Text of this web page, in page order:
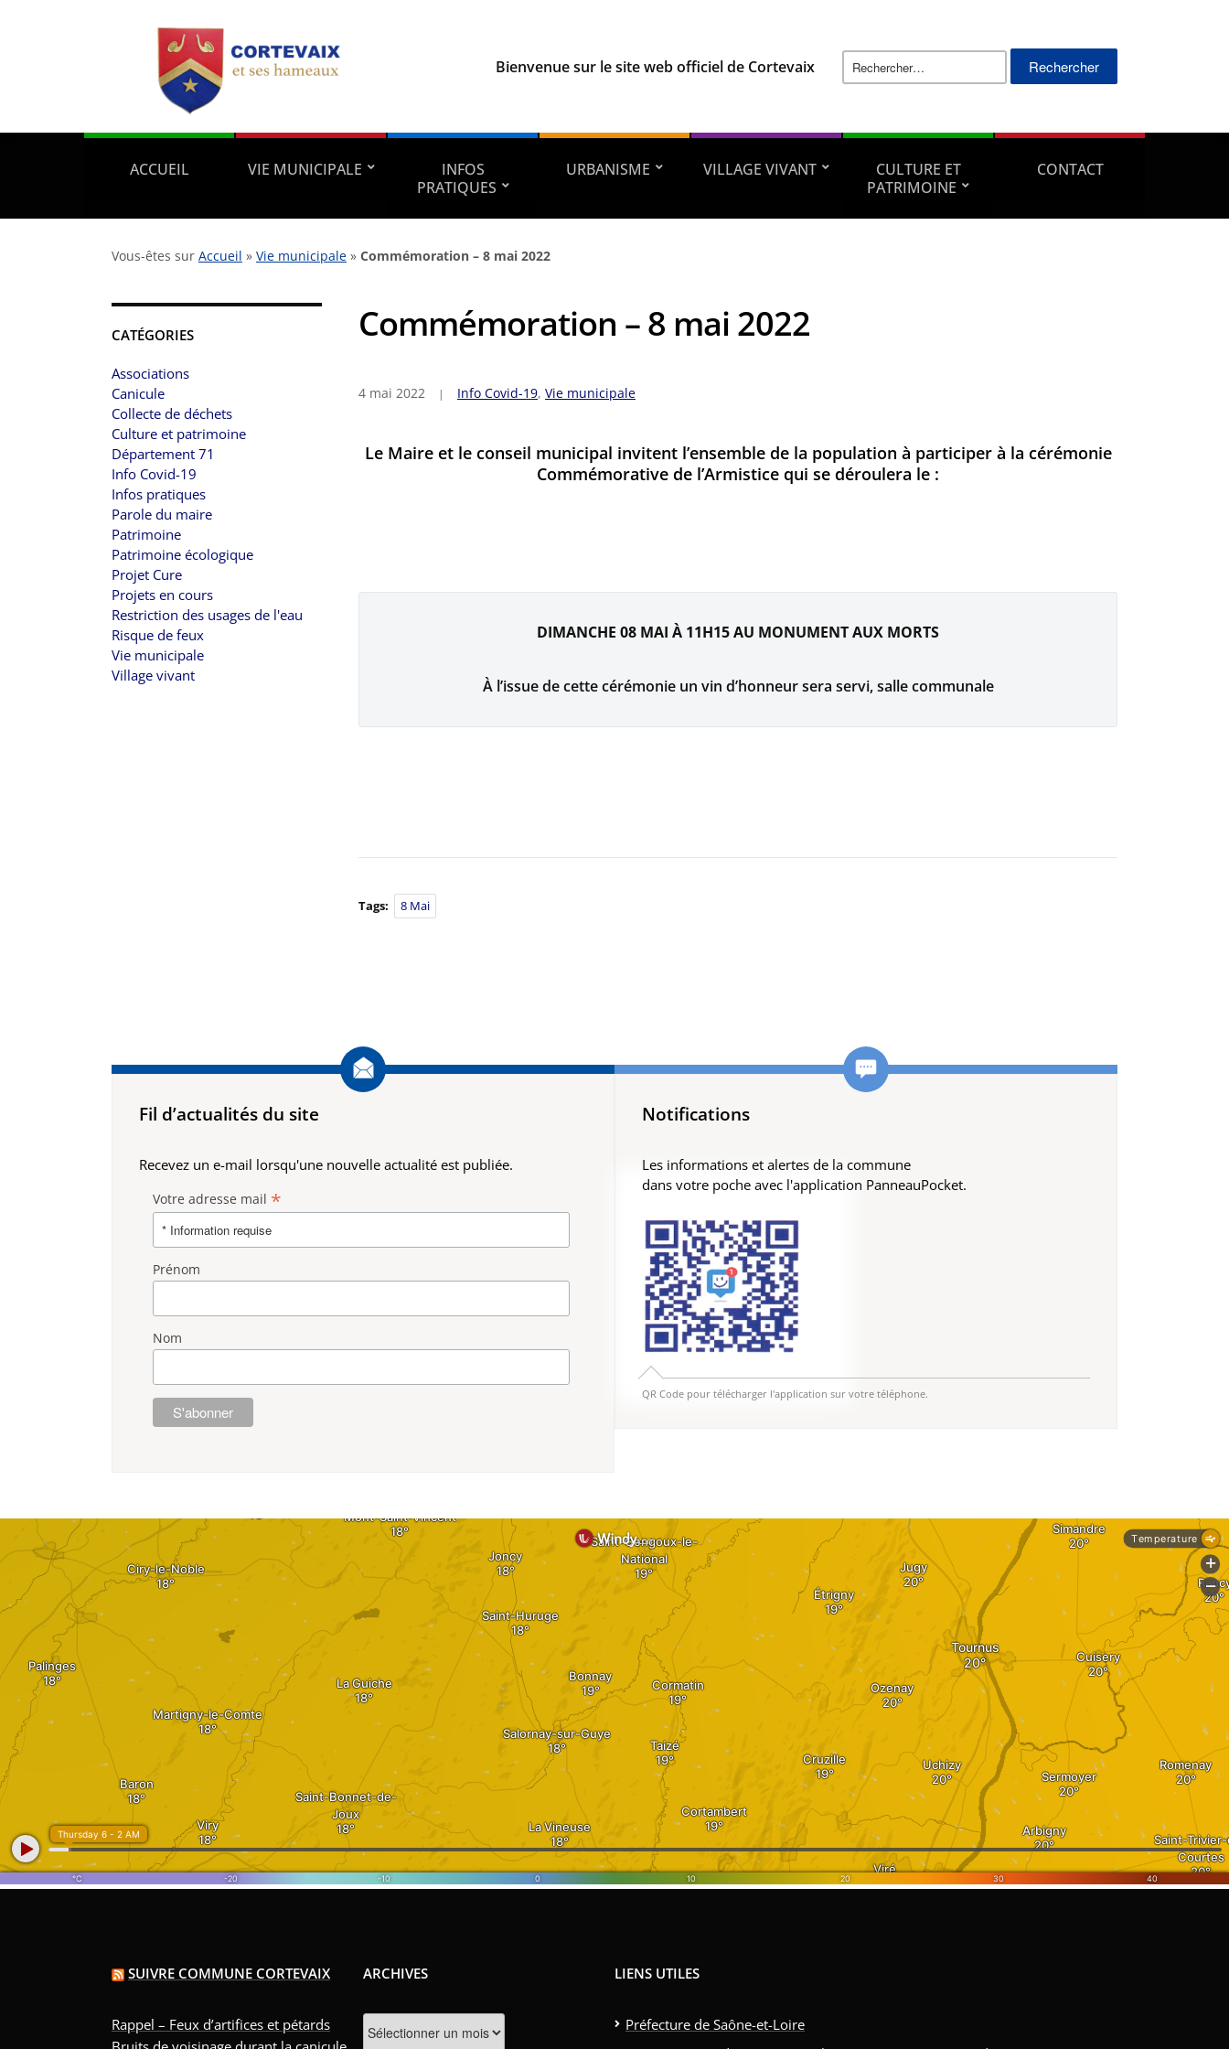
Bienvenue sur le site web officiel de Cortevaix
Rechercher :
ACCUEIL VIE MUNICIPALE
INFOS
PRATIQUES
URBANISME VILLAGE VIVANT
CULTURE ET
PATRIMOINE
CONTACT
Vous-êtes sur Accueil » Vie municipale » Commémoration – 8 mai 2022
CATÉGORIES
Associations
Canicule
Collecte de déchets
Culture et patrimoine
Département 71
Info Covid-19
Infos pratiques
Parole du maire
Patrimoine
Patrimoine écologique
Projet Cure
Projets en cours
Restriction des usages de l'eau
Risque de feux
Vie municipale
Village vivant
Commémoration – 8 mai 2022
4 mai 2022 Info Covid-19, Vie municipale
Le Maire et le conseil municipal invitent l’ensemble de la population à participer à la cérémonie
Commémorative de l’Armistice qui se déroulera le :
DIMANCHE 08 MAI À 11H15 AU MONUMENT AUX MORTS
À l’issue de cette cérémonie un vin d’honneur sera servi, salle communale
Tags: 8 Mai
Fil d’actualités du site
Recevez un e-mail lorsqu'une nouvelle actualité est publiée.
Votre adresse mail *
Prénom
Nom
Notifications
Les informations et alertes de la commune
dans votre poche avec l'application PanneauPocket.
QR Code pour télécharger l'application sur votre téléphone.
SUIVRE COMMUNE CORTEVAIX
Rappel – Feux d’artifices et pétards
ARCHIVES
Archives
LIENS UTILES
Préfecture de Saône-et-Loire